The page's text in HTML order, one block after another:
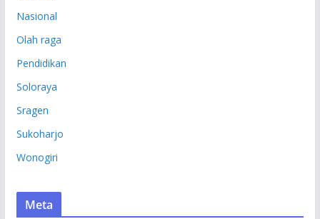
Nasional
Olah raga
Pendidikan
Soloraya
Sragen
Sukoharjo
Wonogiri
Meta